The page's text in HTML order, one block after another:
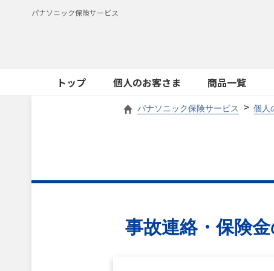
パナソニック保険サービス
トップ 個人のお客さま 商品一覧
パナソニック保険サービス 個人
事故連絡・保険